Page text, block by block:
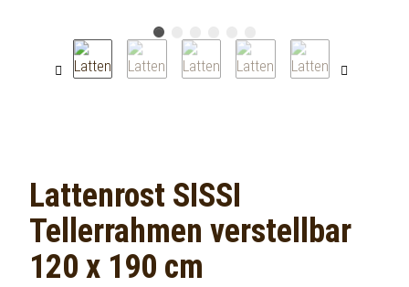
Lattenrost SISSI
Tellerrahmen verstellbar
120 x 190 cm